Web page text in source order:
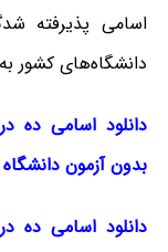
اسامی پذیرفته
دانشگاه‌های کشور
دانلود اسامی ده
بدون آزمون دانشگاه
دانلود اسامی ده